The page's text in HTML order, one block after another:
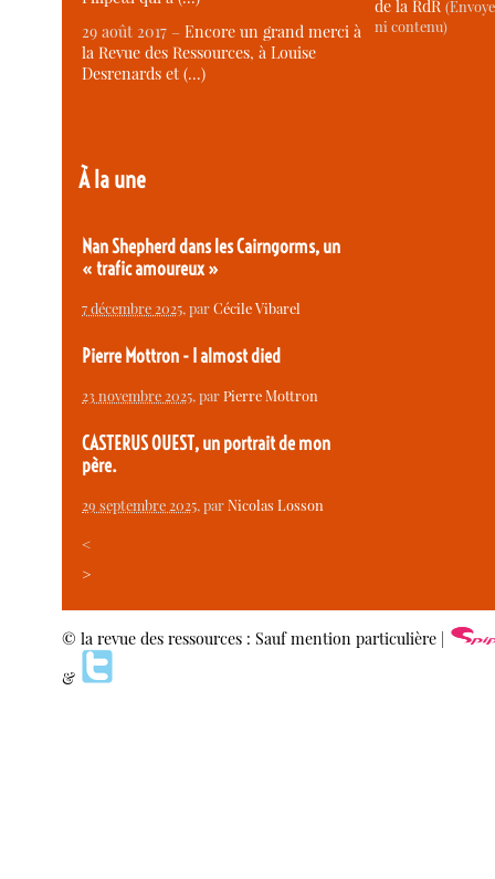
29 août 2017 –Encore un grand merci à
la Revue des Ressources, à Louise
Desrenards et (…)
À la une
Nan Shepherd dans les Cairngorms, un
« trafic amoureux »
7 décembre 2025, parCécile Vibarel
Pierre Mottron - I almost died
23 novembre 2025, parPierre Mottron
CASTERUS OUEST, un portrait de mon
père.
29 septembre 2025, parNicolas Losson
<
>
de la RdR
ni contenu)
© la revue des ressources : Sauf mention particulière |
&